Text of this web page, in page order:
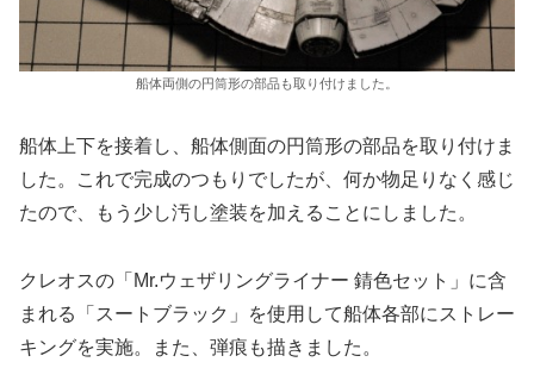
船体両側の円筒形の部品も取り付けました。
船体上下を接着し、船体側面の円筒形の部品を取り付けま
した。これで完成のつもりでしたが、何か物足りなく感じ
たので、もう少し汚し塗装を加えることにしました。
クレオスの「Mr.ウェザリングライナー 錆色セット」に含
まれる「スートブラック」を使用して船体各部にストレー
キングを実施。また、弾痕も描きました。